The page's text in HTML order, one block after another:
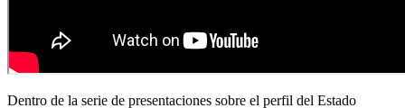
Dentro de la serie de presentaciones sobre el perfil del Estado